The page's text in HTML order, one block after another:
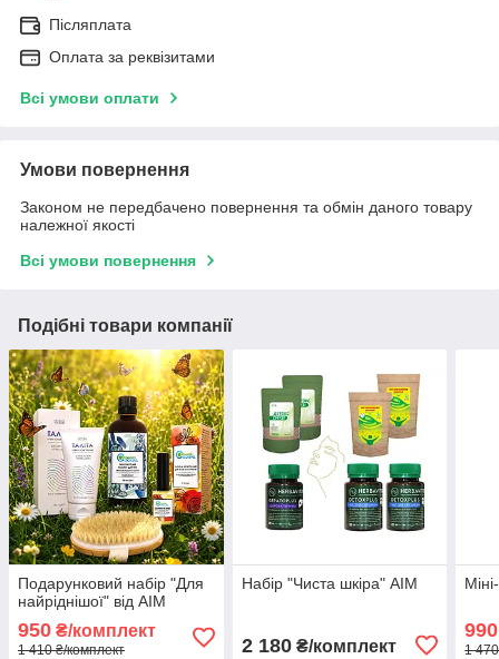
Післяплата
Оплата за реквізитами
Всі умови оплати
Умови повернення
Законом не передбачено повернення та обмін даного товару
належної якості
Всі умови повернення
Подібні товари компанії
Подарунковий набір "Для
найріднішої" від АІМ
950 ₴/комплект
1 410 ₴/комплект
Набір "Чиста шкіра" АІМ
2 180₴/комплект
990
1